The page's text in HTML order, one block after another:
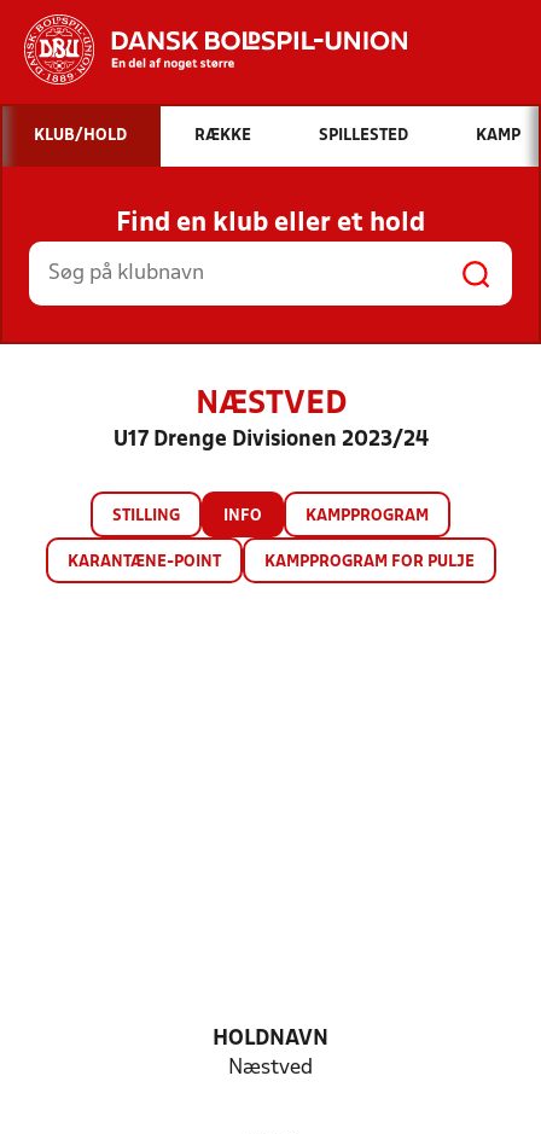
Hvad vil du søge efter?
INDHOLD OG NYHEDER
STILLINGER, RESULTATER, KLUBBER OG
HOLD
KLUB/HOLD RÆKKE SPILLESTED KAMP
Find en klub eller et hold
NÆSTVED
U17 Drenge Divisionen 2023/24
STILLING INFO KAMPPROGRAM
KARANTÆNE-POINT KAMPPROGRAM FOR PULJE
HOLDNAVN
Næstved